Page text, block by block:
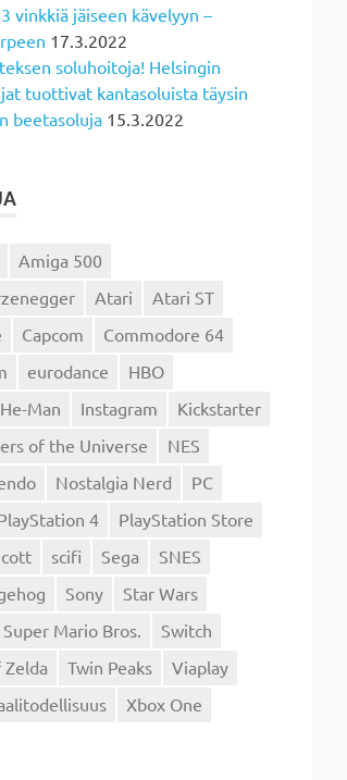
vinkkiä jäiseen kävelyyn –
17.3.2022
soluhoitoja! Helsingin
tuottivat kantasoluista täysin
beetasoluja 15.3.2022
Amiga 500
Atari
Atari ST
Capcom
Commodore 64
eurodance
HBO
He-Man Instagram
Kickstarter
of the Universe
NES
Nostalgia Nerd
PC
4
PlayStation Store
scifi Sega
SNES
Sony
Star Wars
Super Mario Bros.
Switch
Twin Peaks
Viaplay
Xbox One